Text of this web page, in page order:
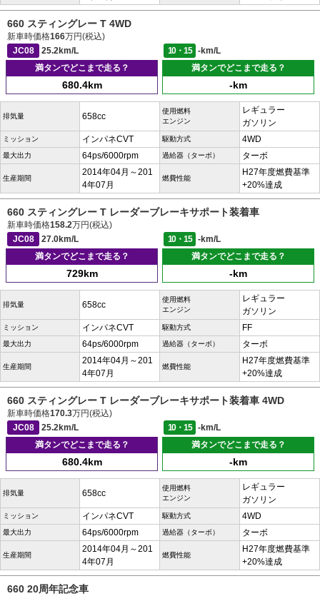
660 スティングレー T 4WD
新車時価格166万円(税込)
JC08
25.2km/L 10・15
-km/L
満タンでどこまで走る？
680.4km
満タンでどこまで走る？
-km
排気量 658cc
使用燃料
エンジン
レギュラー
ガソリン
ミッション インパネCVT 駆動方式 4WD
最大出力 64ps/6000rpm 過給器（ターボ） ターボ
生産期間
2014年04月～201
4年07月
燃費性能
H27年度燃費基準
+20%達成
660 スティングレー T レーダーブレーキサポート装着車
新車時価格158.2万円(税込)
JC08
27.0km/L 10・15
-km/L
満タンでどこまで走る？
729km
満タンでどこまで走る？
-km
排気量 658cc
使用燃料
エンジン
レギュラー
ガソリン
ミッション インパネCVT 駆動方式 FF
最大出力 64ps/6000rpm 過給器（ターボ） ターボ
生産期間
2014年04月～201
4年07月
燃費性能
H27年度燃費基準
+20%達成
660 スティングレー T レーダーブレーキサポート装着車 4WD
新車時価格170.3万円(税込)
JC08
25.2km/L 10・15
-km/L
満タンでどこまで走る？
680.4km
満タンでどこまで走る？
-km
排気量 658cc
使用燃料
エンジン
レギュラー
ガソリン
ミッション インパネCVT 駆動方式 4WD
最大出力 64ps/6000rpm 過給器（ターボ） ターボ
生産期間
2014年04月～201
4年07月
燃費性能
H27年度燃費基準
+20%達成
660 20周年記念車